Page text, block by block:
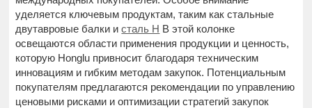
уделяется ключевым продуктам, таким как стальные
двутавровые балки исталь H В этой колонке
освещаются области применения продукции и ценность,
которую Honglu привносит благодаря техническим
инновациям и гибким методам закупок. Потенциальным
покупателям предлагаются рекомендации по управлению
ценовыми рисками и оптимизации стратегий закупок